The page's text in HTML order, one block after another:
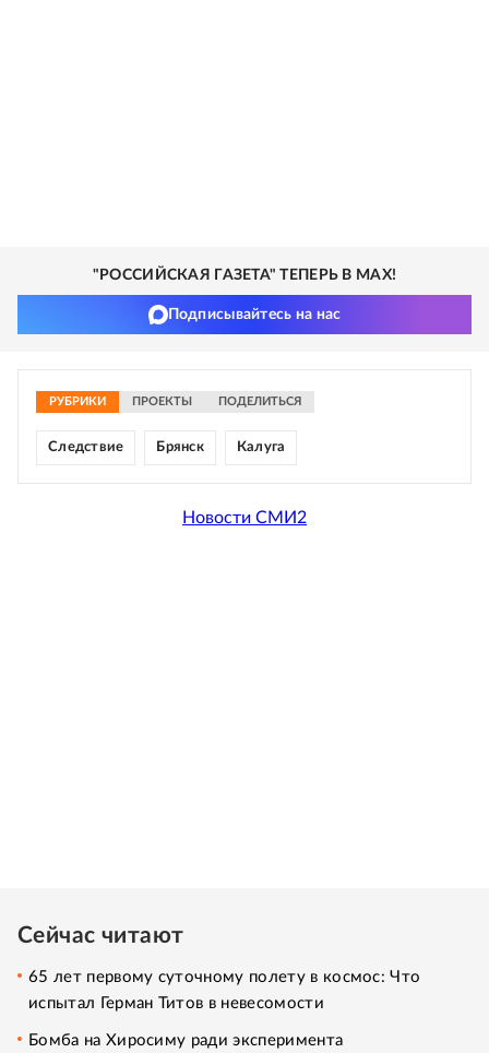
"РОССИЙСКАЯ ГАЗЕТА" ТЕПЕРЬ В MAX!
Подписывайтесь на нас
РУБРИКИ ПРОЕКТЫ ПОДЕЛИТЬСЯ
Следствие Брянск Калуга
Новости СМИ2
Сейчас читают
65 лет первому суточному полету в космос: Что
испытал Герман Титов в невесомости
Бомба на Хиросиму ради эксперимента